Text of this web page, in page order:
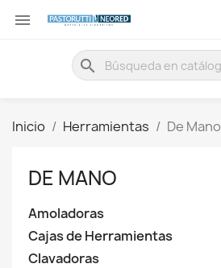

search
Inicio Herramientas De Mano
DE MANO
Amoladoras
Cajas de Herramientas
Clavadoras